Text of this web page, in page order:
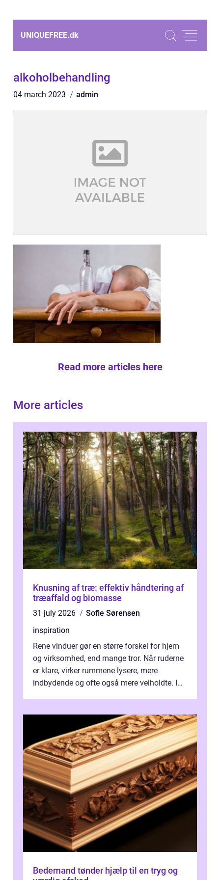
UNIQUEFREE.dk
alkoholbehandling
04 march 2023 admin
Read more articles here
More articles
Knusning af træ: effektiv håndtering af
træaffald og biomasse
31 july 2026
Sofie Sørensen
inspiration
Rene vinduer gør en større forskel for hjem
og virksomhed, end mange tror. Når ruderne
er klare, virker rummene lysere, mere
indbydende og ofte også mere velholdte. I
Bedemand tønder hjælp til en tryg og